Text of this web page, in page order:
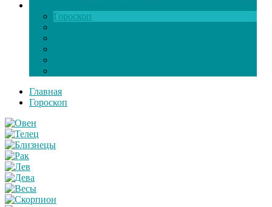
Гороскоп
Главная
Гороскоп